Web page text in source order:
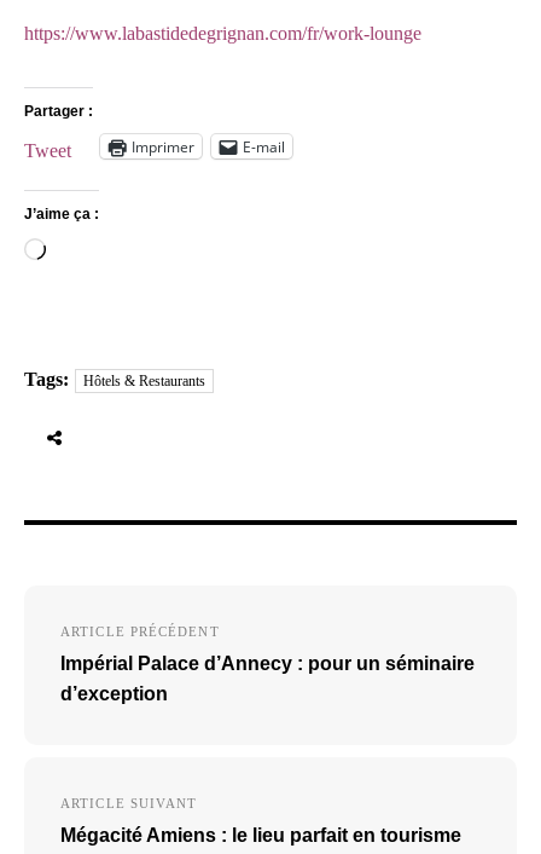
https://www.labastidedegrignan.com/fr/work-lounge
Partager :
Tweet Imprimer E-mail
J’aime ça :
Chargement…
Tags: Hôtels & Restaurants
l’article
ARTICLE PRÉCÉDENT
Impérial Palace d’Annecy : pour un séminaire
d’exception
ARTICLE SUIVANT
Mégacité Amiens : le lieu parfait en tourisme